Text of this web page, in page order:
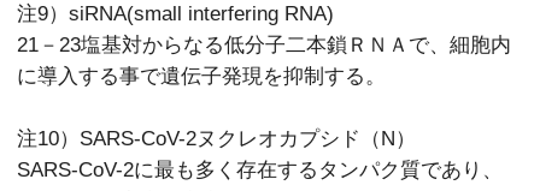
注9）siRNA(small interfering RNA)
21－23塩基対からなる低分子二本鎖ＲＮＡで、細胞内
に導入する事で遺伝子発現を抑制する。
注10）SARS-CoV-2ヌクレオカプシド（N）
SARS-CoV-2に最も多く存在するタンパク質であり、